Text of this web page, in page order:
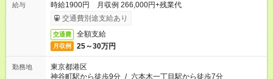
給与
時給1900円 月収例 266,000円+残業代
交通費別途支給あり
交通費 全額支給
月収例 25～30万円
勤務地
東京都港区
神谷町駅から徒歩9分 / 六本木一丁目駅から徒歩7分